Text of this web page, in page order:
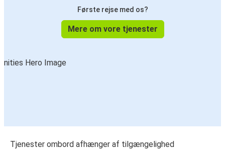
Brno
Kraków Lufthavn
Aarhus
Aalborg
Første rejse med os?
Mere om vore tjenester
Tjenester ombord afhænger af tilgængelighed